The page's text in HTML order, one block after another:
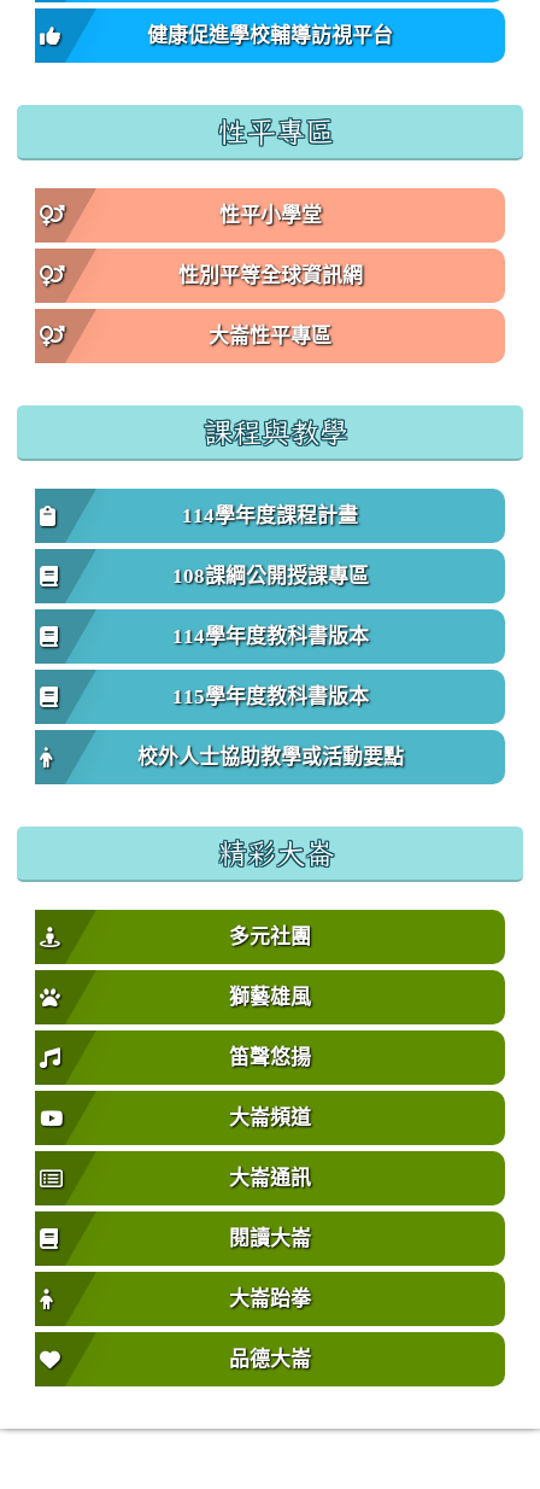
健康促進學校輔導訪視平台
性平專區
性平小學堂
性別平等全球資訊網
大崙性平專區
課程與教學
114學年度課程計畫
108課綱公開授課專區
114學年度教科書版本
115學年度教科書版本
校外人士協助教學或活動要點
精彩大崙
多元社團
獅藝雄風
笛聲悠揚
大崙頻道
大崙通訊
閱讀大崙
大崙跆拳
品德大崙